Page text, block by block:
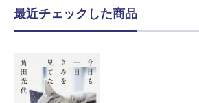
最近チェックした商品